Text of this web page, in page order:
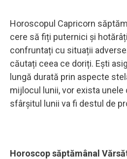
Horoscopul Capricorn
cere să fiți puternici și
confruntați cu situații
căutați ceea ce doriți. Ești
lungă durată prin aspecte
mijlocul lunii, vor exista unele
sfârșitul lunii va fi destul de
Horoscop săptămânal